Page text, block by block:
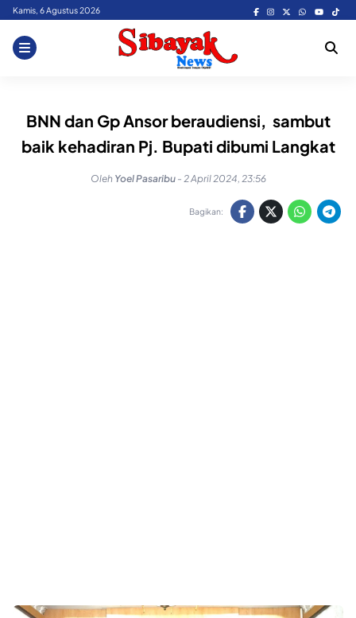
Skip
content
Kamis, 6 Agustus 2026
BNN dan Gp Ansor beraudiensi, sambut
baik kehadiran Pj. Bupati dibumi Langkat
Oleh Yoel Pasaribu - 2 April 2024, 23:56
Bagikan: